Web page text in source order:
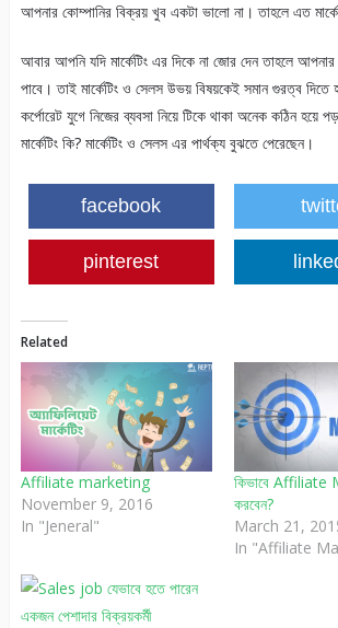
আপনার কোম্পানির বিক্রয় খুব একটা ভালো না। তাহলে এত
আবার আপনি যদি মার্কেটিং এর দিকে না জোর দেন তাহলে
পাবে। তাই মার্কেটিং ও সেলস উভয় বিষয়কেই সমান গুরত্ব
কর্পোরেট যুগে নিজের ব্যবসা নিয়ে টিকে থাকা অনেক কঠিন হয়ে
মার্কেটিং কি? মার্কেটিং ও সেলস এর পার্থক্য বুঝতে পেরেছেন।
facebook
pinterest
Related
Affiliate marketing
November 9, 2016
In "Jeneral"
কিভাবে
করবেন?
March 21,
In "Affiliate